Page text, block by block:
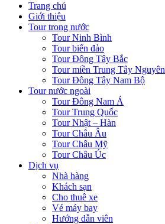
Trang chủ
Giới thiệu
Tour trong nước
Tour Ninh Bình
Tour biển đảo
Tour Đông Tây Bắc
Tour miền Trung Tây Nguyên
Tour Đông Tây Nam Bộ
Tour nước ngoài
Tour Đông Nam Á
Tour Trung Quốc
Tour Nhật – Hàn
Tour Châu Âu
Tour Châu Mỹ
Tour Châu Úc
Dịch vụ
Nhà hàng
Khách sạn
Cho thuê xe
Vé máy bay
Hướng dẫn viên